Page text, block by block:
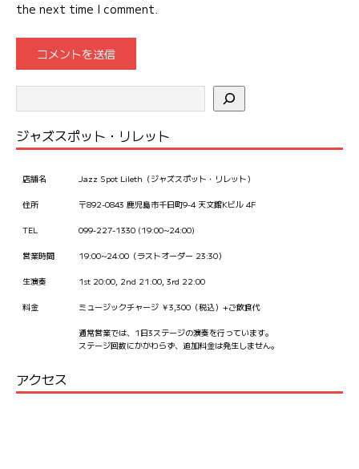
the next time I comment.
ジャズスポット・リレット
店舗名 Jazz Spot Lileth（ジャズスポット・リレット）
住所 〒892-0843 鹿児島市千日町9-4 天文館Kビル 4F
TEL 099-227-1330 (19:00~24:00)
営業時間 19:00~24:00（ラストオーダー 23:30）
生演奏 1st 20:00, 2nd 21:00, 3rd 22:00
料金 ミュージックチャージ ￥3,300（税込）+ご飲食代
通常営業では、1日3ステージの演奏を行っています。
ステージ回数にかかわらず、追加料金は発生しません。
アクセス